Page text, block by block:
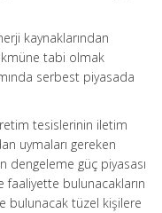
kaynaklarından
tabi olmak
serbest piyasada
tesislerinin iletim
uymaları gereken
güç piyasası
faaliyette bulunacakların
bulunacak tüzel kişilere